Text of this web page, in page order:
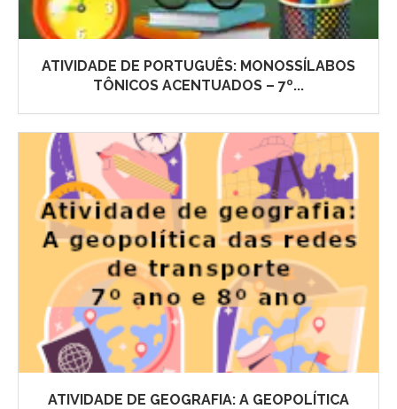
ATIVIDADE DE PORTUGUÊS: MONOSSÍLABOS
TÔNICOS ACENTUADOS – 7º...
ATIVIDADE DE GEOGRAFIA: A GEOPOLÍTICA